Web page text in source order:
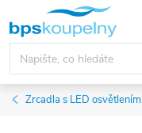
obsah
Zrcadla s LED osvětlením